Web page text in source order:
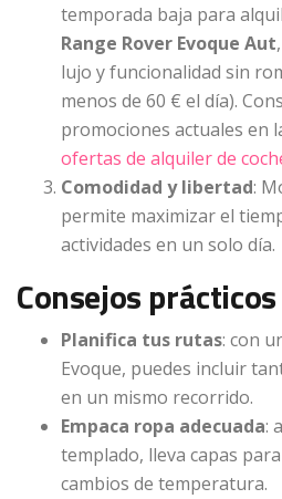
temporada baja para
Range Rover Evoque Aut
lujo y funcionalidad sin
menos de 60 € el día).
promociones actuales en
ofertas de alquiler de
Comodidad y libertad:
permite maximizar el
actividades en un solo día.
Consejos
Planifica tus rutas: con
Evoque, puedes incluir
en un mismo recorrido.
Empaca ropa adecuada:
templado, lleva capas
cambios de temperatura.